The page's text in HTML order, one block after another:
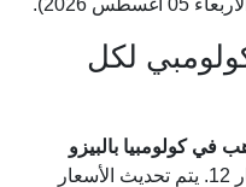
لكل
في كولومبيا بالبيزو
لكل كيلوغرام عيار 12. يتم تحديث الأسعار